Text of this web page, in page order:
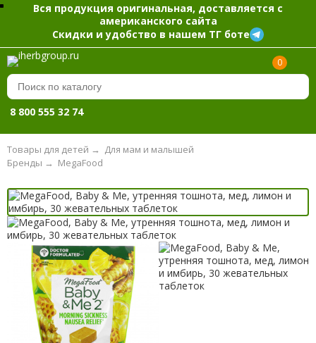
Вся продукция оригинальная, доставляется с
американского сайта
Скидки и удобство в нашем ТГ боте
0
8 800 555 32 74
Товары для детей → Для мам и малышей
MegaFood
Бренды →